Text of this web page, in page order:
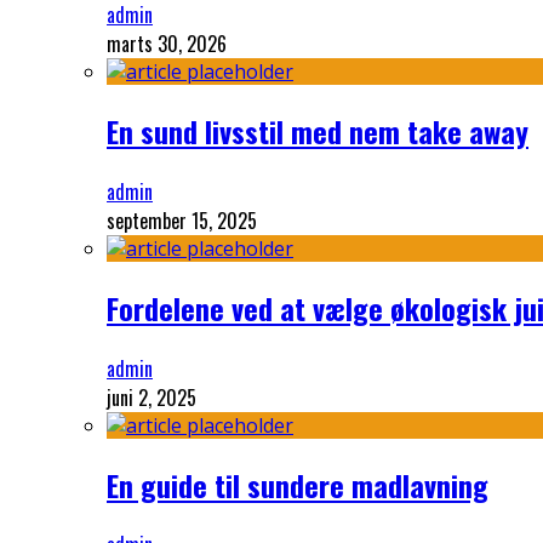
admin
marts 30, 2026
En sund livsstil med nem take away
admin
september 15, 2025
Fordelene ved at vælge økologisk
admin
juni 2, 2025
En guide til sundere madlavning